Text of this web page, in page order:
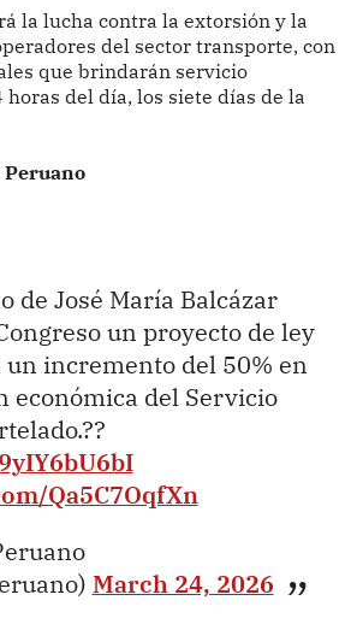
la lucha contra la extorsión y la
del sector transporte, con
que brindarán servicio
del día, los siete días de la
de José María Balcázar
un proyecto de ley
un incremento del 50% en
económica del Servicio
Qa5C7OqfXn
March 24, 2026